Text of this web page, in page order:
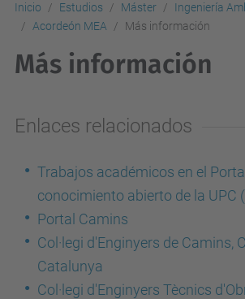
Inicio Estudios Máster
Ingeniería
Acordeón MEA
Más información
Más información
Enlaces relacionados
Trabajos académicos en el
conocimiento abierto de la UPC
Portal Camins
Col·legi d'Enginyers de Camins,
Catalunya
Col·legi d'Enginyers Tècnics